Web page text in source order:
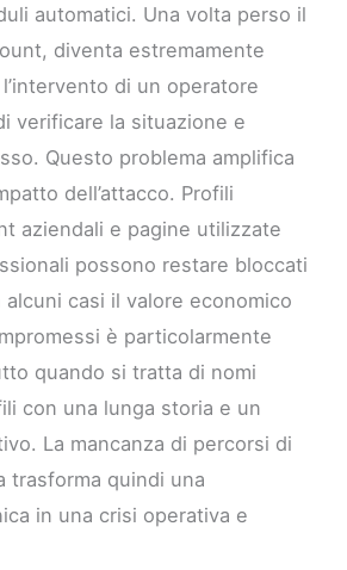
automatici. Una volta perso il
diventa estremamente
di un operatore
verificare la situazione e
Questo problema amplifica
dell’attacco. Profili
aziendali e pagine utilizzate
possono restare bloccati
casi il valore economico
è particolarmente
quando si tratta di nomi
con una lunga storia e un
La mancanza di percorsi di
trasforma quindi una
in una crisi operativa e